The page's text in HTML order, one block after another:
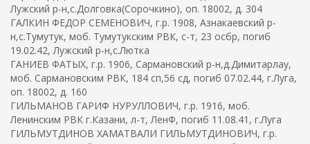
Лужский р-н,с.Долговка(Сорочкино), оп. 18002, д. 304
ГАЛКИН ФЕДОР СЕМЕНОВИЧ, г.р. 1908, Азнакаевский р-
н,с.Тумутук, моб. Тумутукским РВК, с-т, 23 осбр, погиб
19.02.42, Лужский р-н,с.Лютка
ГАНИЕВ ФАТЫХ, г.р. 1906, Сармановский р-н,д.Димитарлау,
моб. Сармановским РВК, 184 сп,56 сд, погиб 07.02.44, г.Луга,
оп. 18002, д. 160
ГИЛЬМАНОВ ГАРИФ НУРУЛЛОВИЧ, г.р. 1916, моб.
Ленинским РВК г.Казани, л-т, ЛенФ, погиб 11.08.41, г.Луга
ГИЛЬМУТДИНОВ ХАМАТВАЛИ ГИЛЬМУТДИНОВИЧ, г.р.